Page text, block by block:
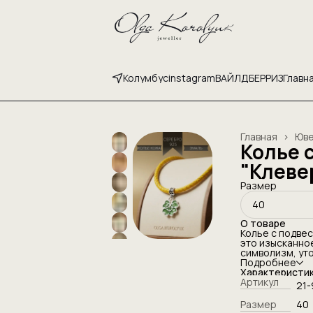
КолумбусinstagramВАЙЛДБЕРРИЗ
Главная ›
Колье
Размер
40
О товаре
Колье с
это
символизм,
мастерство.
насыщенного
создавая
Центральный
Подробнее
Артикул
Размер
40